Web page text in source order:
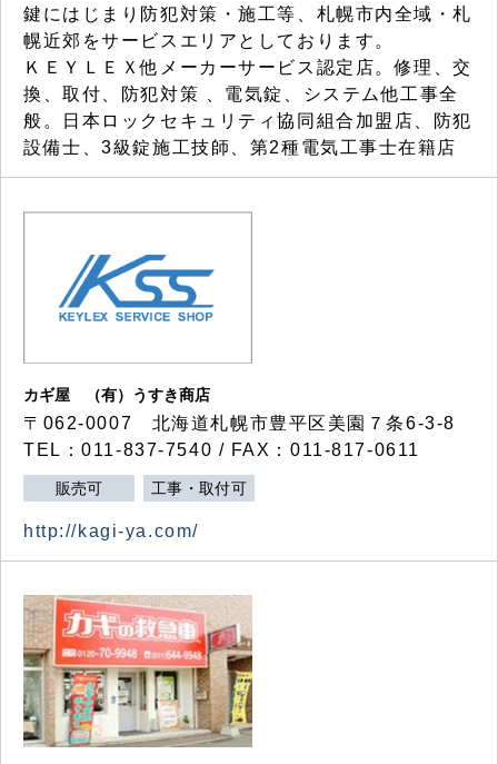
鍵にはじまり防犯対策・施工等、札幌市内全域・札
幌近郊をサービスエリアとしております。
ＫＥＹＬＥＸ他メーカーサービス認定店。修理、交
換、取付、防犯対策 、電気錠、システム他工事全
般。日本ロックセキュリティ協同組合加盟店、防犯
設備士、3級錠施工技師、第2種電気工事士在籍店
カギ屋 （有）うすき商店
〒062-0007 北海道札幌市豊平区美園７条6-3-8
TEL：011-837-7540 / FAX：011-817-0611
販売可 工事・取付可
http://kagi-ya.com/